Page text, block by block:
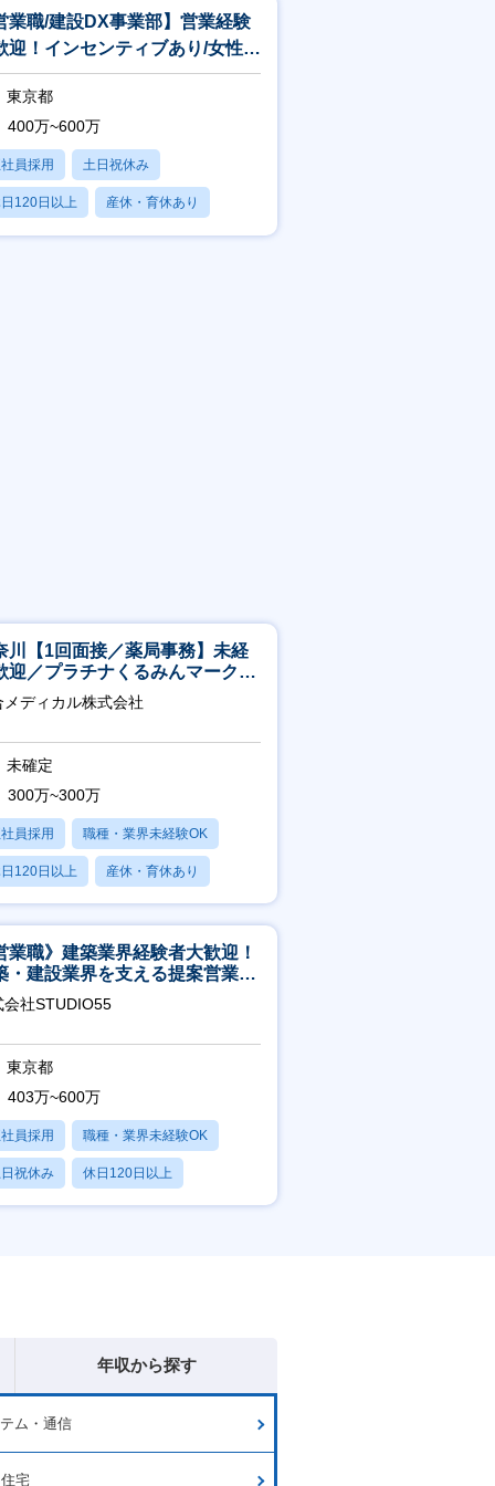
業職/建設DX事業部】営業経験
迎！インセンティブあり/女性も
やすい福利厚生
東京都
400万~600万
員採用 土日祝休み
120日以上 産休・育休あり
あり
川【1回面接／薬局事務】未経
迎／プラチナくるみんマーク取
月平均残業13h／年休126日
メディカル株式会社
未確定
300万~300万
員採用 職種・業界未経験OK
120日以上 産休・育休あり
業20時間以内
業職》建築業界経験者大歓迎！
・建設業界を支える提案営業職
125日◎フレックス
会社STUDIO55
東京都
403万~600万
員採用 職種・業界未経験OK
祝休み 休日120日以上
・育休あり
年収から探す
ム・通信
宅